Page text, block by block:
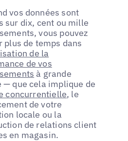
vos données sont
sur dix, cent ou mille
vous pouvez
plus de temps dans
de la
de vos
à grande
— que cela implique de
concurrentielle, le
de votre
locale ou la
de relations client
en magasin.